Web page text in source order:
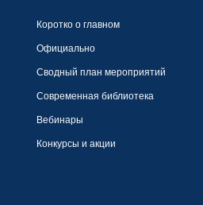
Коротко о главном
Официально
Сводный план мероприятий
Современная библиотека
Вебинары
Конкурсы и акции